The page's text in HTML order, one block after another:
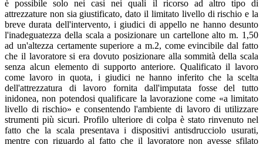
è possibile solo nei casi nei quali il ricorso ad altro tipo di
attrezzature non sia giustificato, dato il limitato livello di rischio e la
breve durata dell'intervento, i giudici di appello ne hanno desunto
l'inadeguatezza della scala a posizionare un cartellone alto m. 1,50
ad un'altezza certamente superiore a m.2, come evincibile dal fatto
che il lavoratore si era dovuto posizionare alla sommità della scala
senza alcun elemento di supporto anteriore. Qualificato il lavoro
come lavoro in quota, i giudici ne hanno inferito che la scelta
dell'attrezzatura di lavoro fornita dall'imputata fosse del tutto
inidonea, non potendosi qualificare la lavorazione come «a limitato
livello di rischio» e consentendo l'ambiente di lavoro di utilizzare
strumenti più sicuri. Profilo ulteriore di colpa è stato rinvenuto nel
fatto che la scala presentava i dispositivi antisdrucciolo usurati,
mentre con riguardo al fatto che il lavoratore non avesse sfilato